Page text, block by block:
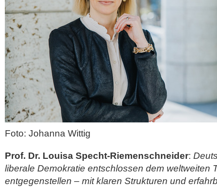
Foto: Johanna Wittig
Prof. Dr. Louisa Specht-Riemenschneider:
liberale Demokratie entschlossen dem weltweiten
entgegenstellen – mit klaren Strukturen und